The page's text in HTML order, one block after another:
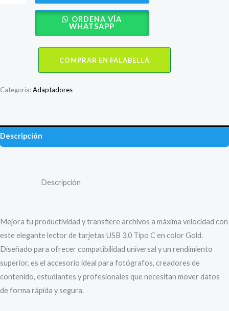
era:
S/ 50.00.
es:
S/ 28.90.
color
ORDENA VÍA
WHATSAPP
COMPRAR EN FALABELLA
Categoría:Adaptadores
Descripción
Descripción
Mejora tu productividad y transfiere archivos a máxima velocidad con
este elegante lector de tarjetas USB 3.0 Tipo C en color Gold.
Diseñado para ofrecer compatibilidad universal y un rendimiento
superior, es el accesorio ideal para fotógrafos, creadores de
contenido, estudiantes y profesionales que necesitan mover datos
de forma rápida y segura.